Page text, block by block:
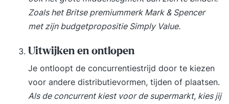
investeringen en initiatieven. Onderwerpen In de
training kunnen de volgende onderwerpen naar
Focus dag 1: Het begrijpen van AI en haar
toepassingen Introductie van de training & het
maken van eigen Persoonlijk Ontwikkel Plan
(POP) voor AI Wat is AI en wat is AI niet?
Zoals het Britse premiummerk Mark & Spencer
met zijn budgetpropositie Simply Value.
Uitwijken en ontlopen
Je ontloopt de concurrentiestrijd door te kiezen
voor andere distributievormen, tijden of plaatsen.
Als de concurrent kiest voor de supermarkt, kies jij